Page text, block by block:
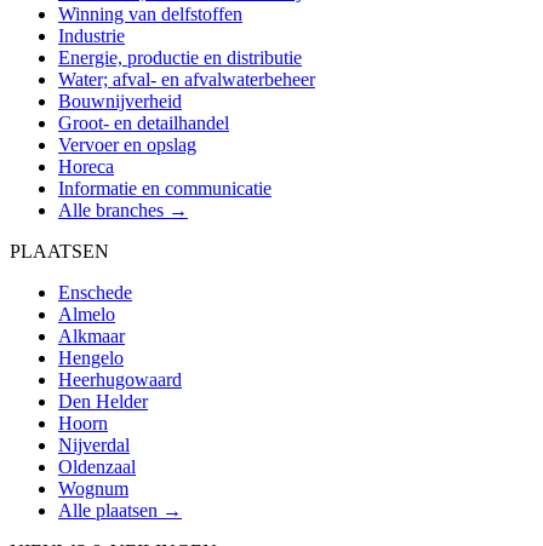
Winning van delfstoffen
Industrie
Energie, productie en distributie
Water; afval- en afvalwaterbeheer
Bouwnijverheid
Groot- en detailhandel
Vervoer en opslag
Horeca
Informatie en communicatie
Alle branches →
PLAATSEN
Enschede
Almelo
Alkmaar
Hengelo
Heerhugowaard
Den Helder
Hoorn
Nijverdal
Oldenzaal
Wognum
Alle plaatsen →